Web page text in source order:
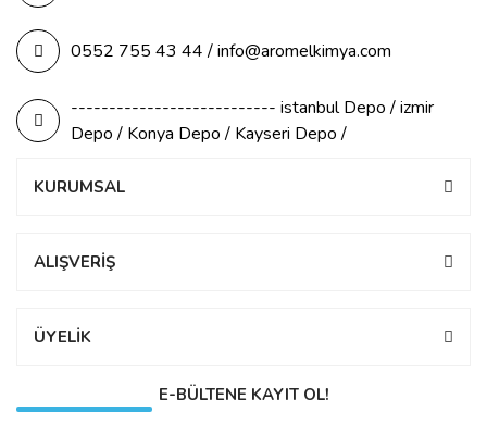
0552 755 43 44 / info@aromelkimya.com
--------------------------- istanbul Depo / izmir
Depo / Konya Depo / Kayseri Depo /
KURUMSAL
ALIŞVERİŞ
ÜYELİK
E-BÜLTENE KAYIT OL!